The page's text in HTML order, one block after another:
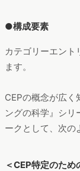
●構成要素
カテゴリーエント
ます。
CEPの概念が広く
ングの科学』シリ
ークとして、次の
＜CEP特定のため